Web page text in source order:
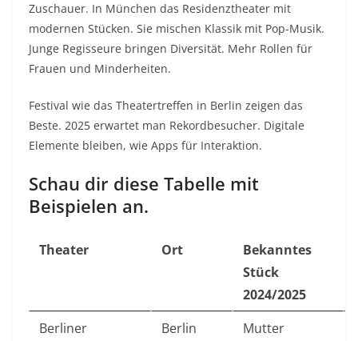
Zuschauer. In München das Residenztheater mit
modernen Stücken. Sie mischen Klassik mit Pop-Musik.
Junge Regisseure bringen Diversität. Mehr Rollen für
Frauen und Minderheiten.
Festival wie das Theatertreffen in Berlin zeigen das
Beste. 2025 erwartet man Rekordbesucher. Digitale
Elemente bleiben, wie Apps für Interaktion.
Schau dir diese Tabelle mit
Beispielen an.
Theater Ort
Bekanntes
Stück
2024/2025
Berliner
Berlin
Mutter